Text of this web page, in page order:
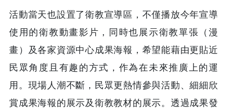
活動當天也設置了衛教宣導區，不僅播放今年宣導
使用的衛教動畫影片，同時也展示衛教單張（漫
畫）及各家資源中心成果海報，希望能藉由更貼近
民眾角度且有趣的方式，作為在未來推廣上的運
用。現場人潮不斷，民眾更熱情參與活動、細細欣
賞成果海報的展示及衛教教材的展示。透過成果發